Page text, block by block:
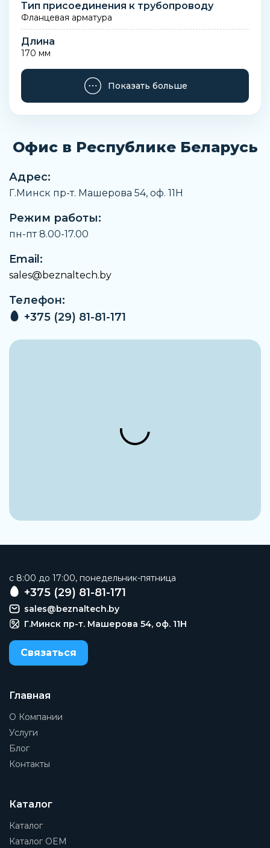
Тип присоединения к трубопроводу
Фланцевая арматура
Длина
170 мм
Ширина
Высота
Положение установки
Установочная длина
170 мм
Вес
3,8 кг
Материал трубки
Нержавеющая сталь (CF8M / 1.4408)
Марка материала корпуса
P250GH / 1.0460
Тип присоединения на входе
Фланец
Материал корпуса
Сталь
Диаметр номинальный
DN15
PN40
Присоединение 1
15 мм
Присоединение 2
15 мм
Поплавковые
Рабочая среда
Насыщенный пар, перегретый пар
Показать больше
Офис в Республике Беларусь
Адрес:
Г.Минск пр-т. Машерова 54, оф. 11H
Режим работы:
пн-пт 8.00-17.00
Email:
sales@beznaltech.by
Телефон:
+375 (29) 81-81-171
c 8:00 до 17:00, понедельник-пятница
+375 (29) 81-81-171
sales@beznaltech.by
Г.Минск пр-т. Машерова 54, оф. 11H
Связаться
Главная
О Компании
Услуги
Блог
Контакты
Каталог
Каталог
Каталог OEM